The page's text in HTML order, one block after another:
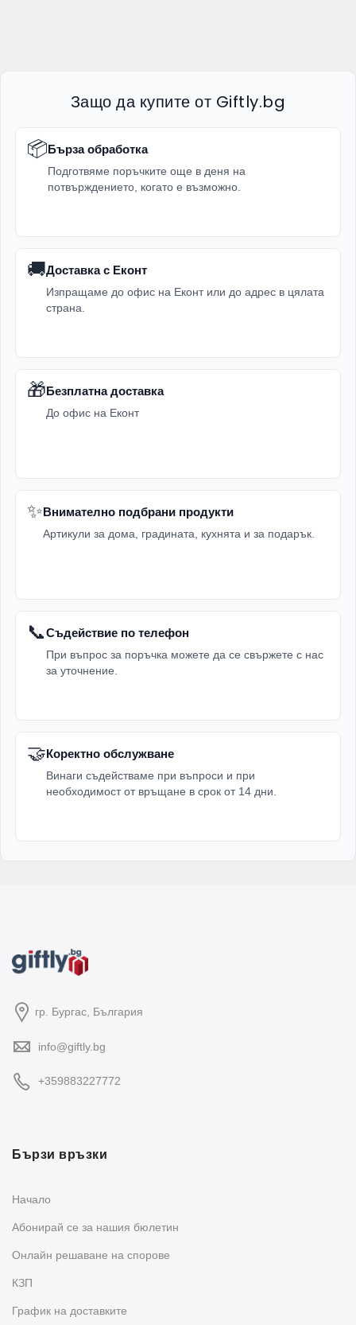
Защо да купите от Giftly.bg
📦Бърза обработка
Подготвяме поръчките още в деня на
потвърждението, когато е възможно.
🚚Доставка с Еконт
Изпращаме до офис на Еконт или до адрес в цялата
страна.
🎁Безплатна доставка
До офис на Еконт
✨Внимателно подбрани продукти
Артикули за дома, градината, кухнята и за подарък.
📞Съдействие по телефон
При въпрос за поръчка можете да се свържете с нас
за уточнение.
🤝Коректно обслужване
Винаги съдействаме при въпроси и при
необходимост от връщане в срок от 14 дни.
гр. Бургас, България
info@giftly.bg
+359883227772
Бързи връзки
Начало
Абонирай се за нашия бюлетин
Oнлайн решаване на спорове
КЗП
График на доставките